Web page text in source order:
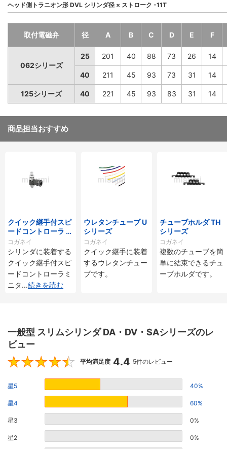
ヘッド側トラニオン形 DVL シリンダ径 × ストローク -11T
取付電磁弁 径 A B C D E F
062シリーズ
25 201 40 88 73 26 14
40 211 45 93 73 31 14
125シリーズ 40 221 45 93 83 31 14
商品担当おすすめ
クイック継手付スピ
ードコントローラ ス
タンダードタイプ S
C□-M・SS□-Mシ
リーズ
コガネイ
シリンダに装着する
クイック継手付スピ
ードコントローラミ
ニタ...続きを読む
ウレタンチューブ U
シリーズ
コガネイ
クイック継手に装着
するウレタンチュー
ブです。
チューブホルダ TH
シリーズ
コガネイ
複数のチューブを簡
単に結束できるチュ
ーブホルダです。
一般型 スリムシリンダ DA・DV・SAシリーズのレ
ビュー
4.4
平均満足度 4.4 5件のレビュー
星5 40%
星4 60%
星3 0%
星2 0%